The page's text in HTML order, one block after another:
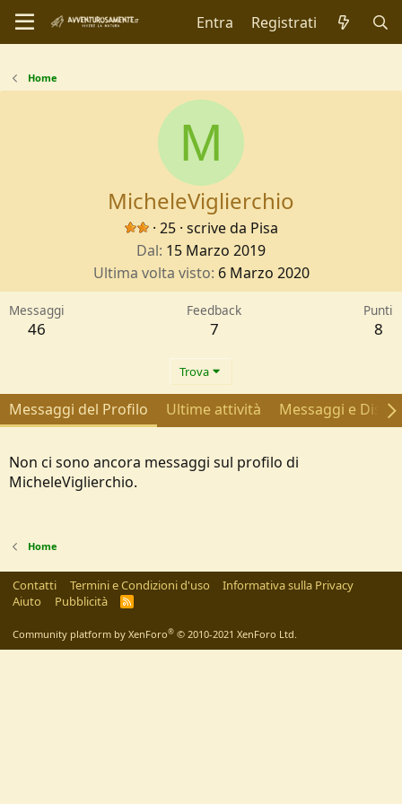
Entra Registrati
Home
M
MicheleViglierchio
· 25 · scrive da Pisa
Dal 15 Marzo 2019
Ultima volta visto 6 Marzo 2020
Messaggi
46
Feedback
7
Punti
8
Trova
Messaggi del Profilo Ultime attività Messaggi e
Non ci sono ancora messaggi sul profilo di
MicheleViglierchio.
Home
Contatti Termini e Condizioni d'uso
Informativa sulla Privacy
Aiuto
Pubblicità
R
Community platform by XenForo® © 2010-2021 XenForo Ltd.